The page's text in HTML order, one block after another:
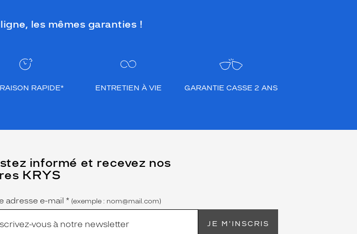
les mêmes garanties !
RAPIDE* ENTRETIEN À VIE GARANTIE CASSE 2 ANS
informé et recevez nos
KRYS
adresse e-mail * (exemple : nom@mail.com)
JE M'INSCRIS